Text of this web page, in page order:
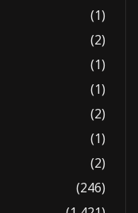
(1)
(2)
(1)
(1)
(2)
(1)
(2)
(246)